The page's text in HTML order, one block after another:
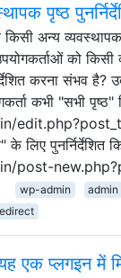
पृष्ठ
किसी अन्य
को किसी
करना संभव है?
कभी "सभी
के लिए पुनर्निर्देशित
post-
wp-admin admin
एक प्लगइन में